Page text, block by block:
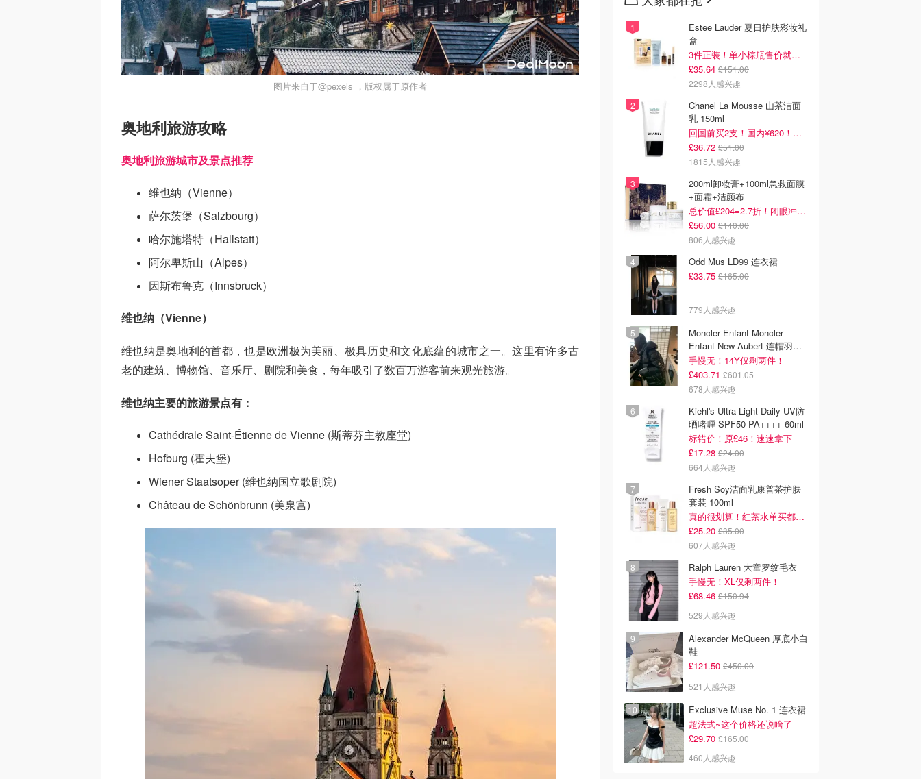
图片来自于@pexels ，版权属于原作者
奥地利旅游攻略
奥地利旅游城市及景点推荐
维也纳（Vienne）
萨尔茨堡（Salzbourg）
哈尔施塔特（Hallstatt）
阿尔卑斯山（Alpes）
因斯布鲁克（Innsbruck）
维也纳（Vienne）
维也纳是奥地利的首都，也是欧洲极为美丽、极具历史和文化底蕴的城市之一。这里有许多古
老的建筑、博物馆、音乐厅、剧院和美食，每年吸引了数百万游客前来观光旅游。
维也纳主要的旅游景点有：
Cathédrale Saint-Étienne de Vienne (斯蒂芬主教座堂)
Hofburg (霍夫堡)
Wiener Staatsoper (维也纳国立歌剧院)
Château de Schönbrunn (美泉宫)
Estee Lauder 夏日护肤彩妆礼
盒
3件正装！单小棕瓶售价就要£65！
£35.64 £151.00
2298人感兴趣
Chanel La Mousse 山茶洁面
乳 150ml
回国前买2支！国内¥620！立省近一半！
£36.72 £51.00
1815人感兴趣
200ml卸妆膏+100ml急救面膜
+面霜+洁颜布
总价值£204=2.7折！闭眼冲这套！
£56.00 £140.00
806人感兴趣
Odd Mus LD99 连衣裙
£33.75 £165.00
779人感兴趣
Moncler Enfant Moncler
Enfant New Aubert 连帽羽绒
服
手慢无！14Y仅剩两件！
£403.71 £601.05
678人感兴趣
Kiehl's Ultra Light Daily UV防
晒啫喱 SPF50 PA++++ 60ml
标错价！原£46！速速拿下
£17.28 £24.00
664人感兴趣
Fresh Soy洁面乳康普茶护肤
套装 100ml
真的很划算！红茶水单买都要£35！
£25.20 £35.00
607人感兴趣
Ralph Lauren 大童罗纹毛衣
手慢无！XL仅剩两件！
£68.46 £150.94
529人感兴趣
Alexander McQueen 厚底小白
鞋
£121.50 £450.00
521人感兴趣
Exclusive Muse No. 1 连衣裙
超法式~这个价格还说啥了
£29.70 £165.00
460人感兴趣